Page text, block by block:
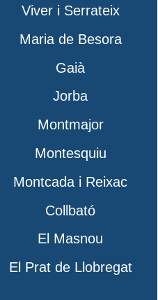
Viver i Serrateix
Maria de Besora
Gaià
Jorba
Montmajor
Montesquiu
Montcada i Reixac
Collbató
El Masnou
El Prat de Llobregat